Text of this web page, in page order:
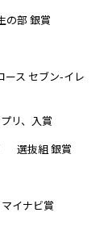
の部 銀賞
ース セブン-イレ
リ、入賞
選抜組 銀賞
イナビ賞